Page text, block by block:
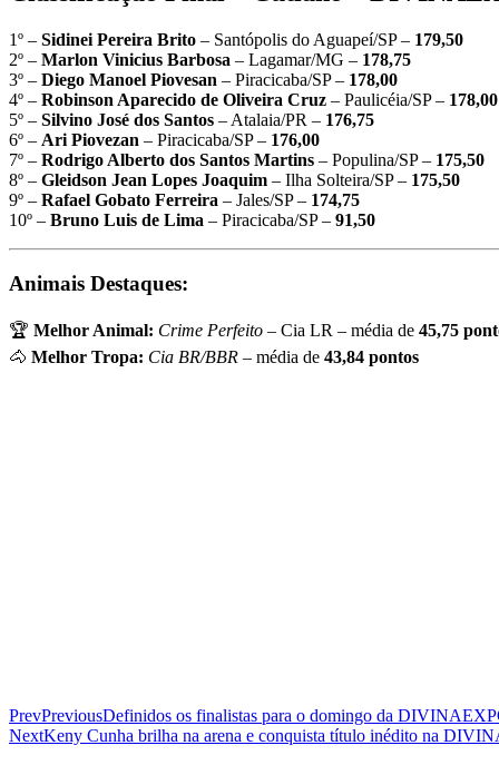
1º – Sidinei Pereira Brito – Santópolis do Aguapeí/SP – 179,50
2º – Marlon Vinicius Barbosa – Lagamar/MG – 178,75
3º – Diego Manoel Piovesan – Piracicaba/SP – 178,00
4º – Robinson Aparecido de Oliveira Cruz – Paulicéia/SP – 178,00
5º – Silvino José dos Santos – Atalaia/PR – 176,75
6º – Ari Piovezan – Piracicaba/SP – 176,00
7º – Rodrigo Alberto dos Santos Martins – Populina/SP – 175,50
8º – Gleidson Jean Lopes Joaquim – Ilha Solteira/SP – 175,50
9º – Rafael Gobato Ferreira – Jales/SP – 174,75
10º – Bruno Luis de Lima – Piracicaba/SP – 91,50
Animais Destaques:
🏆 Melhor Animal: Crime Perfeito – Cia LR – média de 45,75
🐴 Melhor Tropa: Cia BR/BBR – média de 43,84 pontos
PrevPreviousDefinidos os finalistas para o domingo da
NextKeny Cunha brilha na arena e conquista título inédito na